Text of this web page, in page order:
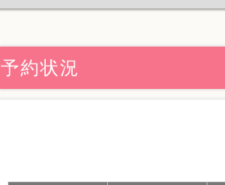
予約状況